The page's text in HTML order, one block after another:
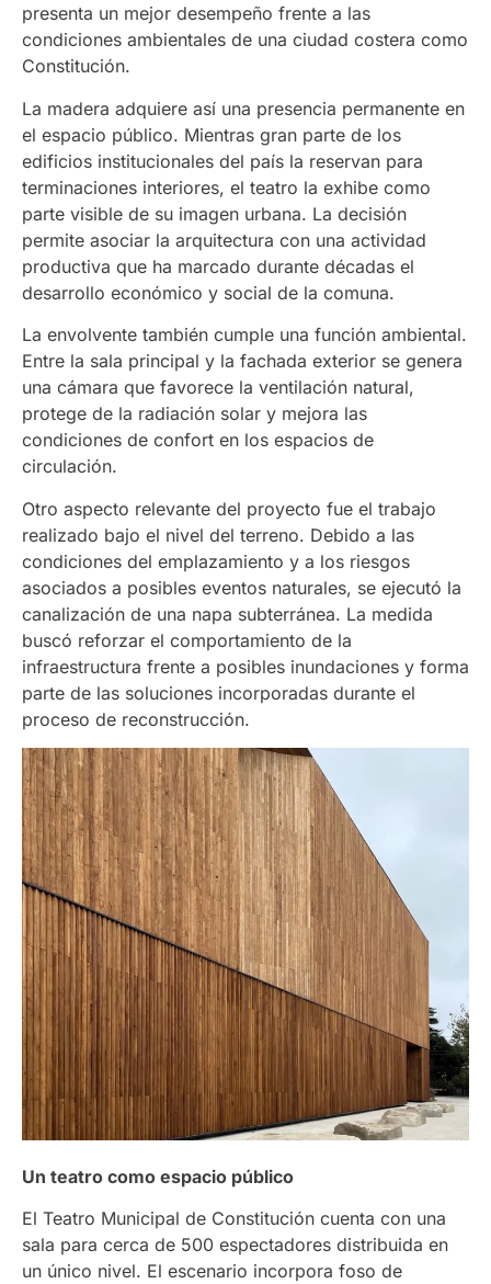
presenta un mejor desempeño frente a las
condiciones ambientales de una ciudad costera como
Constitución.
La madera adquiere así una presencia permanente en
el espacio público. Mientras gran parte de los
edificios institucionales del país la reservan para
terminaciones interiores, el teatro la exhibe como
parte visible de su imagen urbana. La decisión
permite asociar la arquitectura con una actividad
productiva que ha marcado durante décadas el
desarrollo económico y social de la comuna.
La envolvente también cumple una función ambiental.
Entre la sala principal y la fachada exterior se genera
una cámara que favorece la ventilación natural,
protege de la radiación solar y mejora las
condiciones de confort en los espacios de
circulación.
Otro aspecto relevante del proyecto fue el trabajo
realizado bajo el nivel del terreno. Debido a las
condiciones del emplazamiento y a los riesgos
asociados a posibles eventos naturales, se ejecutó la
canalización de una napa subterránea. La medida
buscó reforzar el comportamiento de la
infraestructura frente a posibles inundaciones y forma
parte de las soluciones incorporadas durante el
proceso de reconstrucción.
Un teatro como espacio público
El Teatro Municipal de Constitución cuenta con una
sala para cerca de 500 espectadores distribuida en
un único nivel. El escenario incorpora foso de